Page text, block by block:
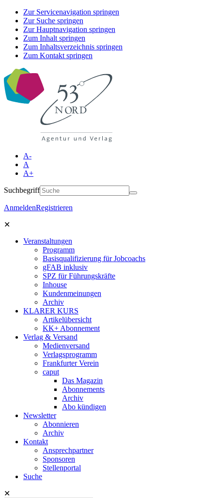
Zur Servicenavigation springen
Zur Suche springen
Zur Hauptnavigation springen
Zum Inhalt springen
Zum Inhaltsverzeichnis springen
Zum Kontakt springen
A-
A
A+
Suchbegriff
AnmeldenRegistrieren
✕
Veranstaltungen
Programm
Basisqualifizierung für Jobcoachs
gFAB inklusiv
SPZ für Führungskräfte
Inhouse
Kundenmeinungen
Archiv
KLARER KURS
Artikelübersicht
KK+ Abonnement
Verlag & Versand
Medienversand
Verlagsprogramm
Frankfurter Verein
caput
Das Magazin
Abonnements
Archiv
Abo kündigen
Newsletter
Abonnieren
Archiv
Kontakt
Ansprechpartner
Sponsoren
Stellenportal
Suche
✕